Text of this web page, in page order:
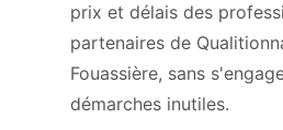
prix et délais des
partenaires de
Fouassière, sans
démarches inutiles.